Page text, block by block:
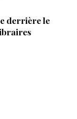
derrière le